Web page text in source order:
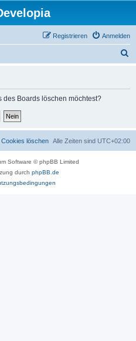
Anmelden
Registrieren
des Boards löschen möchtest?
Alle Zeiten sind UTC+02:00
Cookies löschen
Software © phpBB Limited
durch phpBB.de